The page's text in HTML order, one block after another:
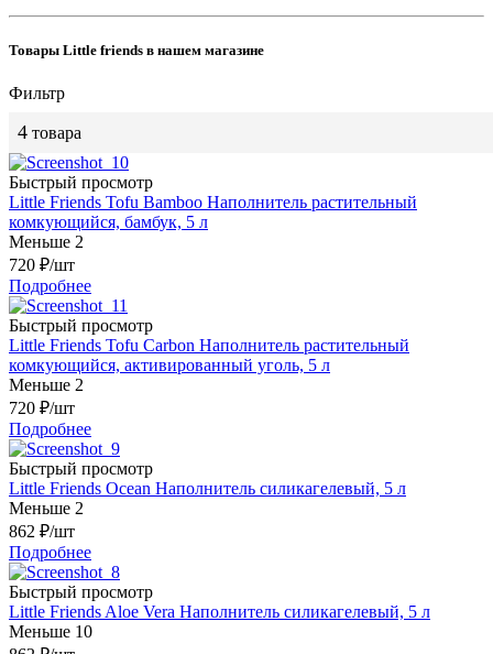
Товары Little friends в нашем магазине
Фильтр
4 товара
Быстрый просмотр
Little Friends Tofu Bamboo Наполнитель растительный
комкующийся, бамбук, 5 л
Меньше 2
720 ₽/шт
Подробнее
Быстрый просмотр
Little Friends Tofu Carbon Наполнитель растительный
комкующийся, активированный уголь, 5 л
Меньше 2
720 ₽/шт
Подробнее
Быстрый просмотр
Little Friends Ocean Наполнитель силикагелевый, 5 л
Меньше 2
862 ₽/шт
Подробнее
Быстрый просмотр
Little Friends Aloe Vera Наполнитель силикагелевый, 5 л
Меньше 10